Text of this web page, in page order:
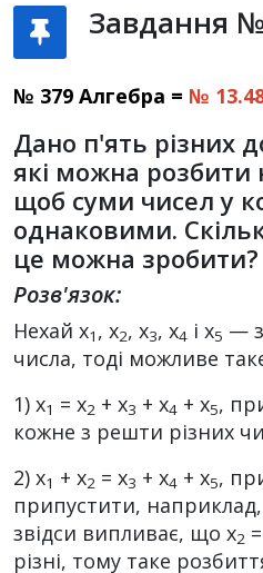
Завдання
№ 379 Алгебра = №
Дано п'ять різних
які можна розбити
щоб суми чисел у
однаковими.
це можна зробити?
Розв'язок:
Нехай x1 , x2, x3, x4 і x5 —
числа, тоді можливе
1) х1 = х2 + х3 + х4 + х5,
кожне з решти різних
2) x1 + х2 = х3 + x4 + х5,
припустити,
звідси випливає, що x2
різні, тому таке